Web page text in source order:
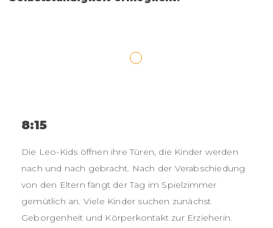
8:15
Die Leo-Kids öffnen ihre Türen, die Kinder werden
nach und nach gebracht. Nach der Verabschiedung
von den Eltern fängt der Tag im Spielzimmer
gemütlich an. Viele Kinder suchen zunächst
Geborgenheit und Körperkontakt zur Erzieherin.